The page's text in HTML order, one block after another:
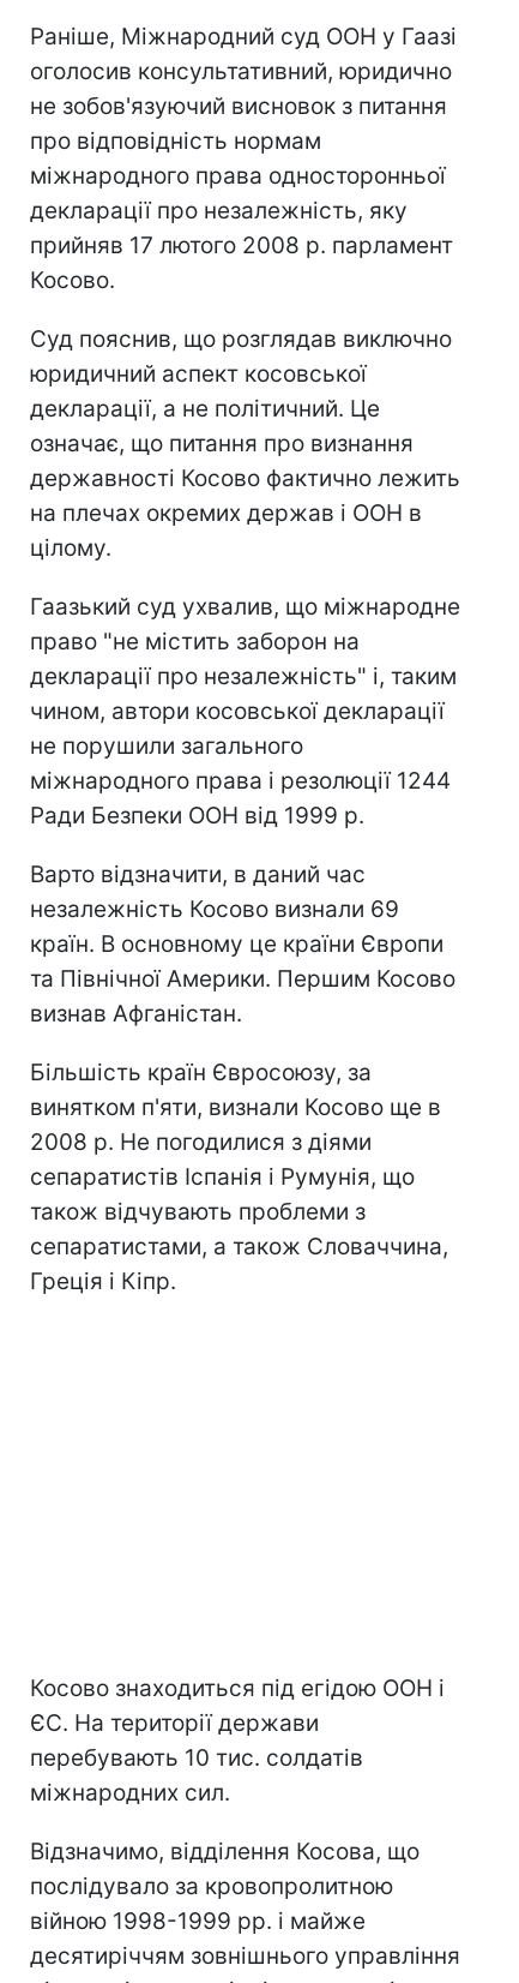
Раніше, Міжнародний суд ООН у Гаазі
оголосив консультативний, юридично
не зобов'язуючий висновок з питання
про відповідність нормам
міжнародного права односторонньої
декларації про незалежність, яку
прийняв 17 лютого 2008 р. парламент
Косово.
Суд пояснив, що розглядав виключно
юридичний аспект косовської
декларації, а не політичний. Це
означає, що питання про визнання
державності Косово фактично лежить
на плечах окремих держав і ООН в
цілому.
Гаазький суд ухвалив, що міжнародне
право "не містить заборон на
декларації про незалежність" і, таким
чином, автори косовської декларації
не порушили загального
міжнародного права і резолюції 1244
Ради Безпеки ООН від 1999 р.
Варто відзначити, в даний час
незалежність Косово визнали 69
країн. В основному це країни Європи
та Північної Америки. Першим Косово
визнав Афганістан.
Більшість країн Євросоюзу, за
винятком п'яти, визнали Косово ще в
2008 р. Не погодилися з діями
сепаратистів Іспанія і Румунія, що
також відчувають проблеми з
сепаратистами, а також Словаччина,
Греція і Кіпр.
Косово знаходиться під егідою ООН і
ЄС. На території держави
перебувають 10 тис. солдатів
міжнародних сил.
Відзначимо, відділення Косова, що
послідувало за кровопролитною
війною 1998-1999 рр. і майже
десятиріччям зовнішнього управління